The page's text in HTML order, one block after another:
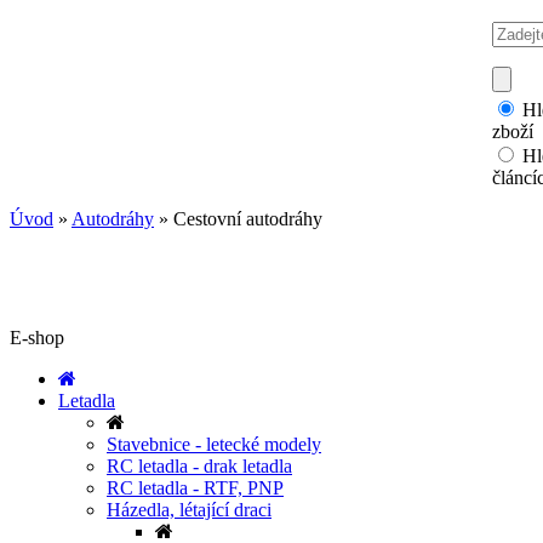
zboží
Úvod » Autodráhy » Cestovní autodráhy
E-shop
Letadla
Stavebnice - letecké modely
RC letadla - drak letadla
RC letadla - RTF, PNP
Házedla, létající draci